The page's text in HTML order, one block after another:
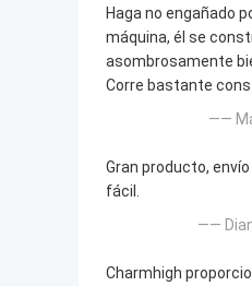
Haga no engañado
máquina, él se
asombrosamente
Corre bastante
——
Gran producto,
fácil.
——
Charmhigh